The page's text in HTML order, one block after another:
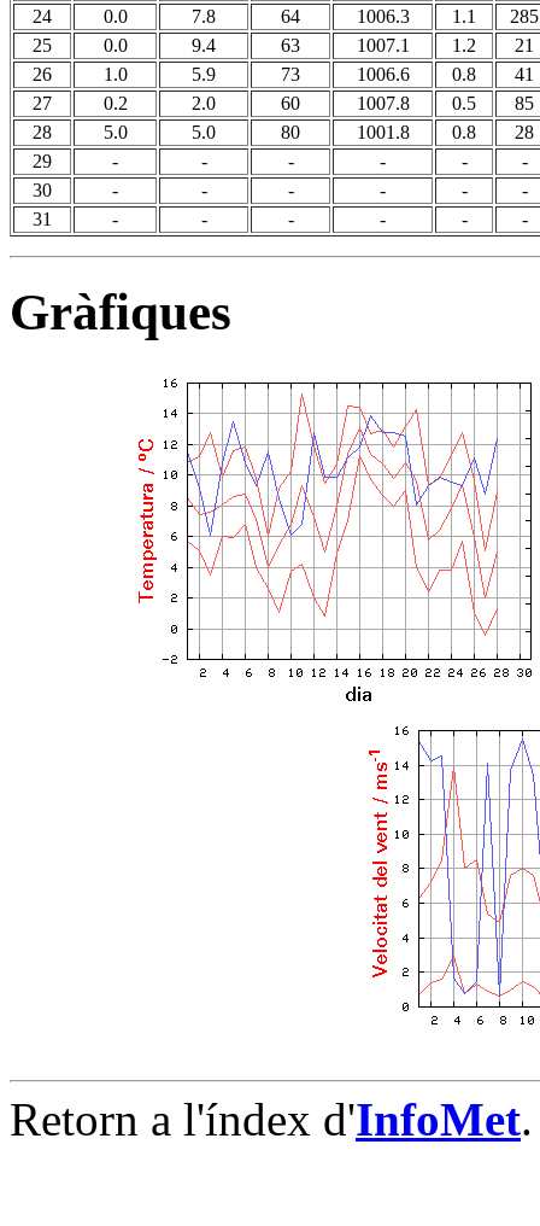
24
0.0 7.8 64 1006.3 1.1
285
25
0.0 9.4 63 1007.1 1.2
21
26
1.0 5.9 73 1006.6 0.8
41
27
0.2 2.0 60 1007.8 0.5
85
28
5.0 5.0 80 1001.8 0.8
28
29
- - - - -
-
30
- - - - -
-
31
- - - - - -
Gràfiques
Retorn a l'índex d'InfoMet.